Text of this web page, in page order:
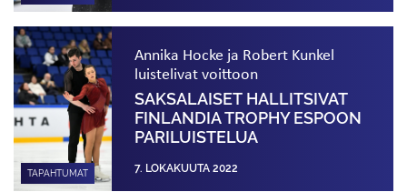
TAPAHTUMAT
Annika Hocke ja Robert Kunkel
luistelivat voittoon
SAKSALAISET HALLITSIVAT
FINLANDIA TROPHY ESPOON
PARILUISTELUA
7. LOKAKUUTA 2022